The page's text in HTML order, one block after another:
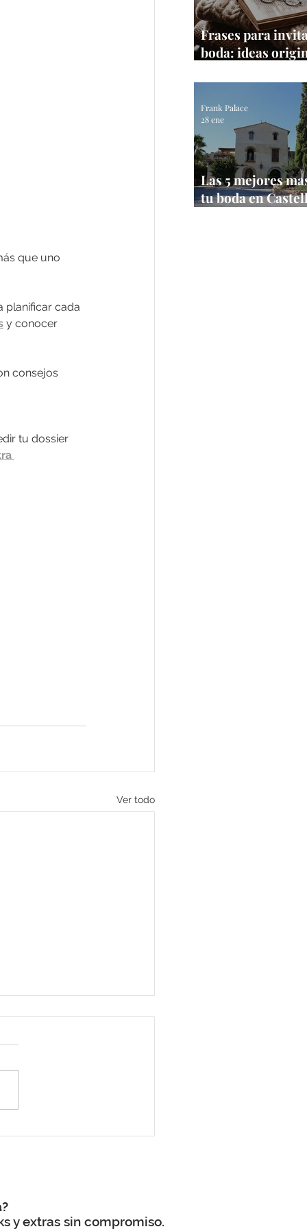
que uno
planificar cada
y conocer
consejos
tu dossier
Ver todo
Frases para
boda: ideas
Las 5 mejores
tu boda en
Frank Palace
28 ene
y extras sin compromiso.